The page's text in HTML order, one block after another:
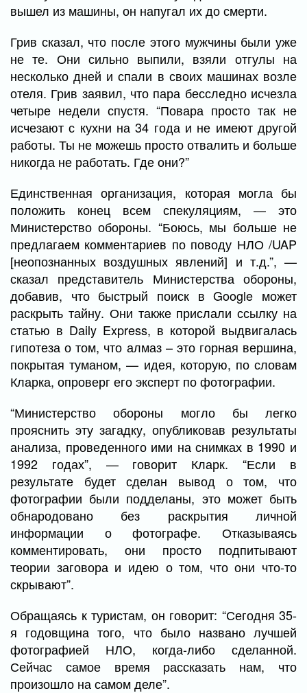
вышел из машины, он напугал их до смерти.
Грив сказал, что после этого мужчины были уже
не те. Они сильно выпили, взяли отгулы на
несколько дней и спали в своих машинах возле
отеля. Грив заявил, что пара бесследно исчезла
четыре недели спустя. “Повара просто так не
исчезают с кухни на 34 года и не имеют другой
работы. Ты не можешь просто отвалить и больше
никогда не работать. Где они?”
Единственная организация, которая могла бы
положить конец всем спекуляциям, — это
Министерство обороны. “Боюсь, мы больше не
предлагаем комментариев по поводу НЛО /UAP
[неопознанных воздушных явлений] и т.д.”, —
сказал представитель Министерства обороны,
добавив, что быстрый поиск в Google может
раскрыть тайну. Они также прислали ссылку на
статью в Daily Express, в которой выдвигалась
гипотеза о том, что алмаз – это горная вершина,
покрытая туманом, — идея, которую, по словам
Кларка, опроверг его эксперт по фотографии.
“Министерство обороны могло бы легко
прояснить эту загадку, опубликовав результаты
анализа, проведенного ими на снимках в 1990 и
1992 годах”, — говорит Кларк. “Если в
результате будет сделан вывод о том, что
фотографии были подделаны, это может быть
обнародовано без раскрытия личной
информации о фотографе. Отказываясь
комментировать, они просто подпитывают
теории заговора и идею о том, что они что-то
скрывают”.
Обращаясь к туристам, он говорит: “Сегодня 35-
я годовщина того, что было названо лучшей
фотографией НЛО, когда-либо сделанной.
Сейчас самое время рассказать нам, что
произошло на самом деле”.